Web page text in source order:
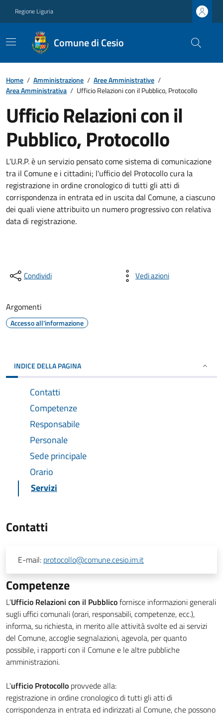
Regione Liguria
Comune di Cesio
Home / Amministrazione / Aree Amministrative /
Area Amministrativa / Ufficio Relazioni con il Pubblico, Protocollo
Ufficio Relazioni con il
Pubblico, Protocollo
L’U.R.P. è un servizio pensato come sistema di comunicazione
tra il Comune e i cittadini; l'ufficio del Protocollo cura la
registrazione in ordine cronologico di tutti gli atti di
corrispondenza in entrata ed in uscita dal Comune, a ciascuno
dei quali viene attribuito un numero progressivo con relativa
data di registrazione.
Condividi Vedi azioni
Argomenti
Accesso all'informazione
INDICE DELLA PAGINA
Contatti
Competenze
Responsabile
Personale
Sede principale
Orario
Servizi
Contatti
E-mail: protocollo@comune.cesio.im.it
Competenze
L'Ufficio Relazioni con il Pubblicofornisce informazioni generali
sugli uffici comunali (orari, responsabili, competenze, ecc.),
informa, su richiesta, in merito alle attività svolte ed ai servizi
del Comune, accoglie segnalazioni, agevola, per quanto
possibile, i rapporti con il Comune e le altre pubbliche
amministrazioni.
L'ufficio Protocollo provvede alla:
registrazione in ordine cronologico di tutti gli atti di
corrispondenza in entrata ed indirizzati al Comune, che possono